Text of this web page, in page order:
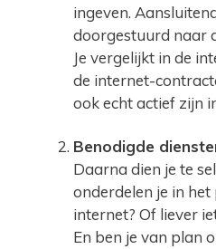
ingeven.
doorgestuurd naar
Je vergelijkt in de
de internet-
ook echt actief zijn
Benodigde
Daarna dien je te
onderdelen je in
internet? Of liever
En ben je van plan